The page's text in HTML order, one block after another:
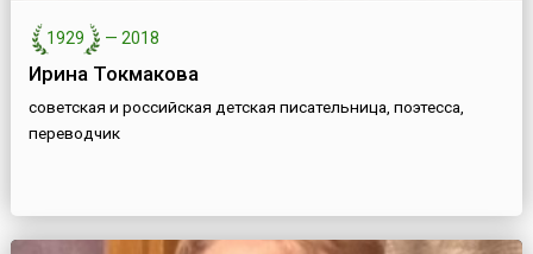
1929 — 2018
Ирина Токмакова
советская и российская детская писательница, поэтесса,
переводчик